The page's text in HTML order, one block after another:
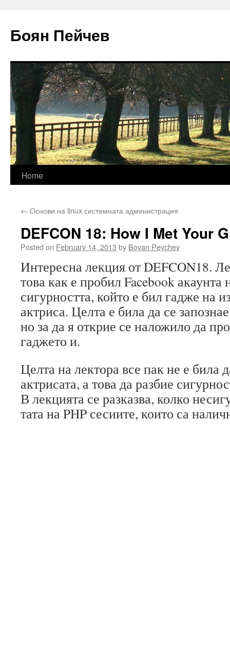
Боян Пейчев
Skip
content
Home
← Основи на linux системната администрация
DEFCON 18: How I Met Your
Posted on February 14, 2013 by Boyan Peychev
Интересна лекция от DEFCON18.
това как е пробил Facebook акаунта
сигурността, който е бил гадже на
актриса. Целта е била да се
но за да я открие се наложило да
гаджето и.
Целта на лектора все пак не е била
актрисата, а това да разбие
В лекцията се разказва, колко
тата на PHP сесиите, които са